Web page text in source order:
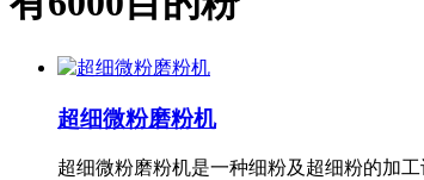
超细微粉磨粉机
超细微粉磨粉机是一种细粉及超细粉的加